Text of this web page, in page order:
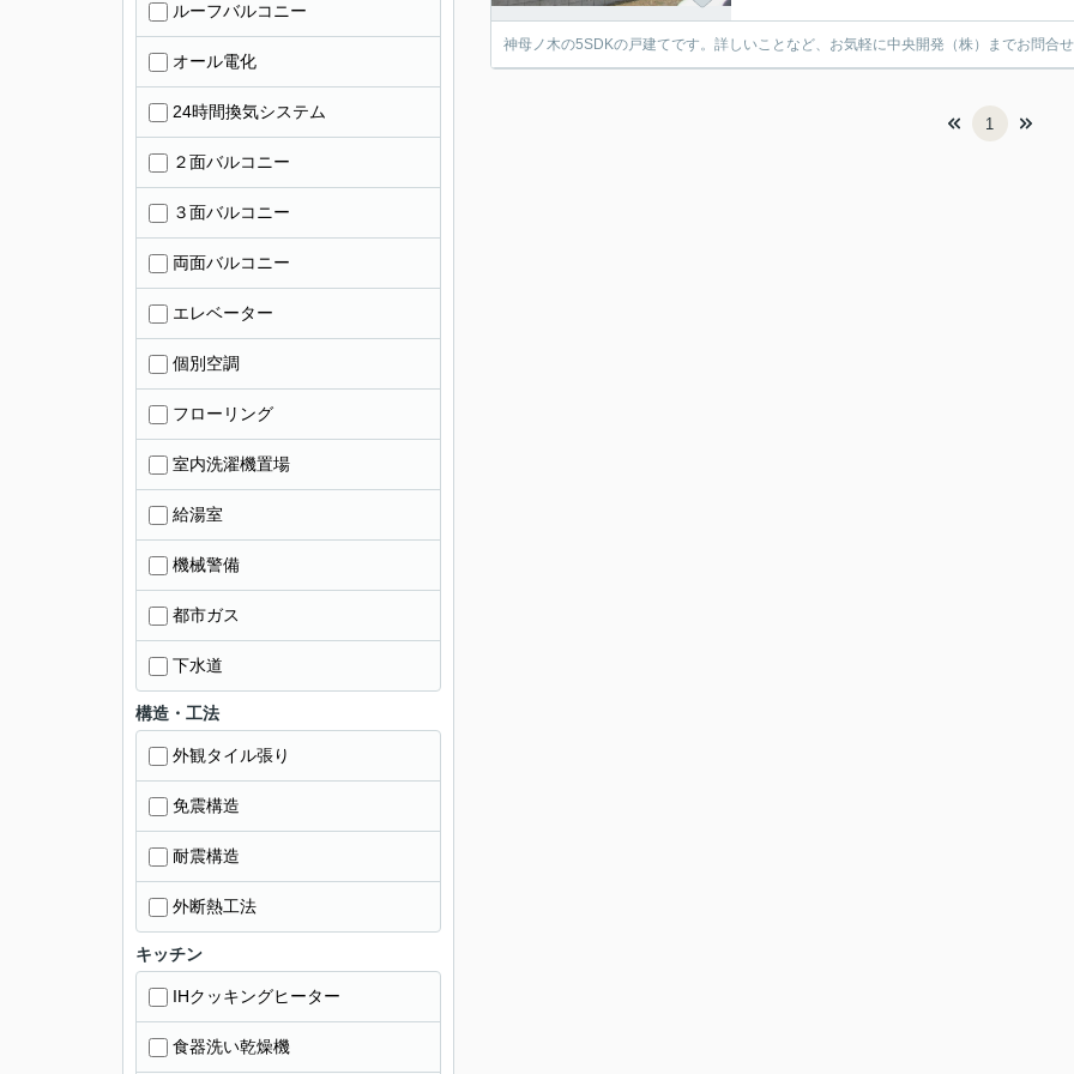
神母ノ木の5SDKの戸建てです。詳しいことなど、お気軽に中央開発（株）までお問合
1
ルーフバルコニー
オール電化
24時間換気システム
２面バルコニー
３面バルコニー
両面バルコニー
エレベーター
個別空調
フローリング
室内洗濯機置場
給湯室
機械警備
都市ガス
下水道
構造・工法
外観タイル張り
免震構造
耐震構造
外断熱工法
キッチン
IHクッキングヒーター
食器洗い乾燥機